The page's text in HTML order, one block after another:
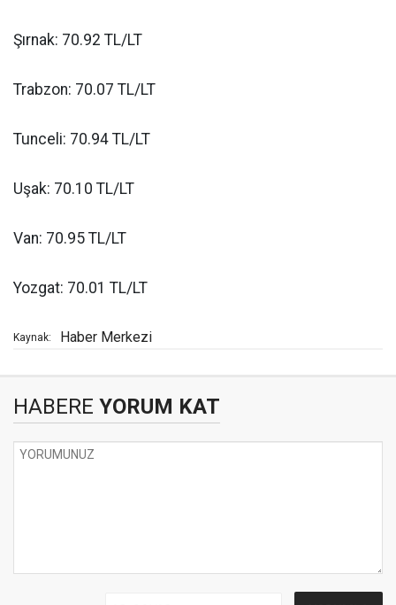
Şırnak: 70.92 TL/LT
Trabzon: 70.07 TL/LT
Tunceli: 70.94 TL/LT
Uşak: 70.10 TL/LT
Van: 70.95 TL/LT
Yozgat: 70.01 TL/LT
Kaynak: Haber Merkezi
HABERE YORUM KAT